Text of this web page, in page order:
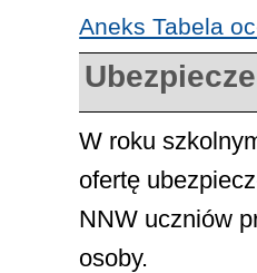
Aneks Tabela
W roku
ofertę
NNW uczniów
osoby.